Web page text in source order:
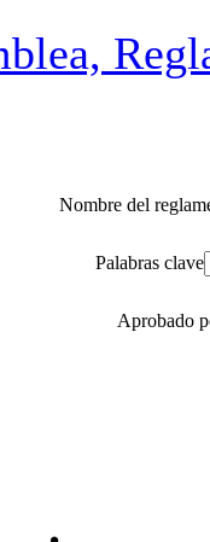
Nombre del
Palabras clave
Aprobado